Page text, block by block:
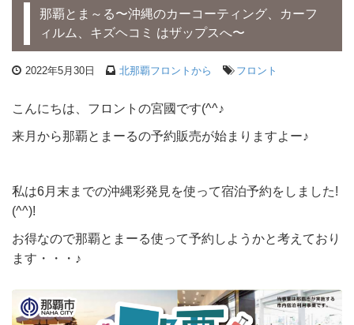
那覇とま～る〜沖縄のカーコーティング、カーフ
ィルム、キズヘコミ はザップスへ〜
2022年5月30日 北那覇フロントから フロント
こんにちは、フロントの宮國です(^^♪
来月から那覇とまーるの予約販売が始まりますよー♪
私は6月末までの沖縄彩発見を使って宿泊予約をしました!
(^^)!
お得なので那覇とまーる使って予約しようかと考えており
ます・・・♪